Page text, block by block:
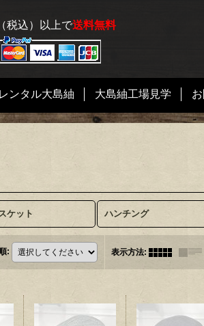
税込）以上で送料無料
レンタル大島紬 大島紬工場見学
ケット ハンチング
: 表示方法: